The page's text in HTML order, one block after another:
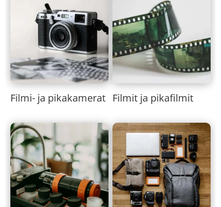
Filmi- ja pikakamerat Filmit ja pikafilmit